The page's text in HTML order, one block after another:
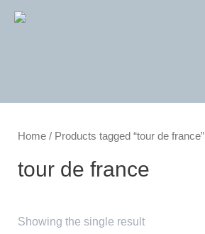
Home / Products tagged “tour de france”
tour de france
Showing the single result